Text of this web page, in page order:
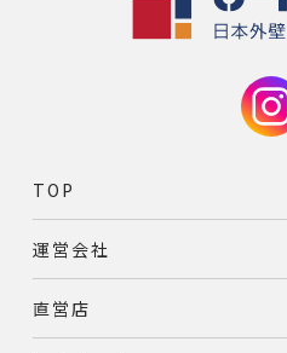
TOP
運営会社
直営店